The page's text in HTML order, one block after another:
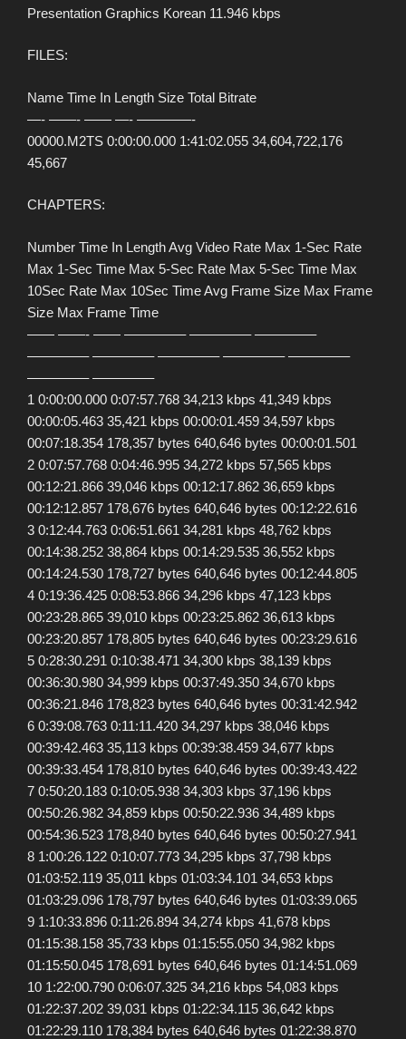
Presentation Graphics Korean 11.946 kbps
FILES:
Name Time In Length Size Total Bitrate
—- ——- —— —- ————-
00000.M2TS 0:00:00.000 1:41:02.055 34,604,722,176
45,667
CHAPTERS:
Number Time In Length Avg Video Rate Max 1-Sec Rate
Max 1-Sec Time Max 5-Sec Rate Max 5-Sec Time Max
10Sec Rate Max 10Sec Time Avg Frame Size Max Frame
Size Max Frame Time
—— ——- —— ————– ————– ————–
————– ————– ————– ————– ————–
————– ————–
1 0:00:00.000 0:07:57.768 34,213 kbps 41,349 kbps
00:00:05.463 35,421 kbps 00:00:01.459 34,597 kbps
00:07:18.354 178,357 bytes 640,646 bytes 00:00:01.501
2 0:07:57.768 0:04:46.995 34,272 kbps 57,565 kbps
00:12:21.866 39,046 kbps 00:12:17.862 36,659 kbps
00:12:12.857 178,676 bytes 640,646 bytes 00:12:22.616
3 0:12:44.763 0:06:51.661 34,281 kbps 48,762 kbps
00:14:38.252 38,864 kbps 00:14:29.535 36,552 kbps
00:14:24.530 178,727 bytes 640,646 bytes 00:12:44.805
4 0:19:36.425 0:08:53.866 34,296 kbps 47,123 kbps
00:23:28.865 39,010 kbps 00:23:25.862 36,613 kbps
00:23:20.857 178,805 bytes 640,646 bytes 00:23:29.616
5 0:28:30.291 0:10:38.471 34,300 kbps 38,139 kbps
00:36:30.980 34,999 kbps 00:37:49.350 34,670 kbps
00:36:21.846 178,823 bytes 640,646 bytes 00:31:42.942
6 0:39:08.763 0:11:11.420 34,297 kbps 38,046 kbps
00:39:42.463 35,113 kbps 00:39:38.459 34,677 kbps
00:39:33.454 178,810 bytes 640,646 bytes 00:39:43.422
7 0:50:20.183 0:10:05.938 34,303 kbps 37,196 kbps
00:50:26.982 34,859 kbps 00:50:22.936 34,489 kbps
00:54:36.523 178,840 bytes 640,646 bytes 00:50:27.941
8 1:00:26.122 0:10:07.773 34,295 kbps 37,798 kbps
01:03:52.119 35,011 kbps 01:03:34.101 34,653 kbps
01:03:29.096 178,797 bytes 640,646 bytes 01:03:39.065
9 1:10:33.896 0:11:26.894 34,274 kbps 41,678 kbps
01:15:38.158 35,733 kbps 01:15:55.050 34,982 kbps
01:15:50.045 178,691 bytes 640,646 bytes 01:14:51.069
10 1:22:00.790 0:06:07.325 34,216 kbps 54,083 kbps
01:22:37.202 39,031 kbps 01:22:34.115 36,642 kbps
01:22:29.110 178,384 bytes 640,646 bytes 01:22:38.870